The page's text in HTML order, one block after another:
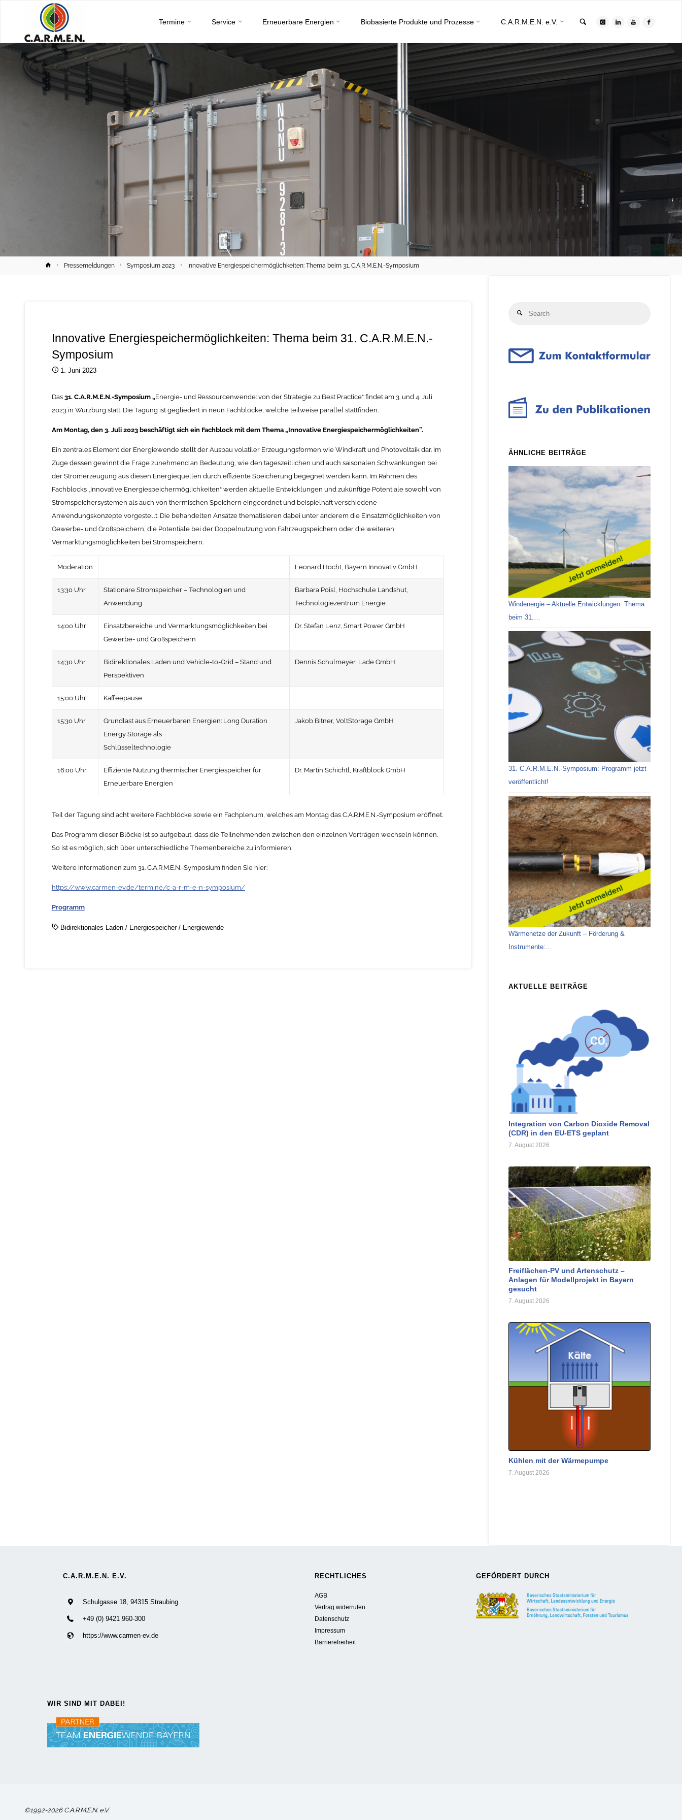
content
Termine Service Erneuerbare Energien Biobasierte Produkte und Prozesse C.A.R.M.E.N. e.V.
HomePressemeldungen Symposium 2023 Innovative Energiespeichermöglichkeiten: Thema beim 31. C.A.R.M.E.N.-Symposium
Innovative Energiespeichermöglichkeiten: Thema beim 31. C.A.R.M.E.N.-
Symposium
1. Juni 2023
Das 31. C.A.R.M.E.N.-Symposium „Energie- und Ressourcenwende: von der Strategie zu Best Practice“ findet am 3. und 4. Juli
2023 in Würzburg statt. Die Tagung ist gegliedert in neun Fachblöcke, welche teilweise parallel stattfinden.
Am Montag, den 3. Juli 2023 beschäftigt sich ein Fachblock mit dem Thema „Innovative Energiespeichermöglichkeiten”.
Ein zentrales Element der Energiewende stellt der Ausbau volatiler Erzeugungsformen wie Windkraft und Photovoltaik dar. Im
Zuge dessen gewinnt die Frage zunehmend an Bedeutung, wie den tageszeitlichen und auch saisonalen Schwankungen bei
der Stromerzeugung aus diesen Energiequellen durch effiziente Speicherung begegnet werden kann. Im Rahmen des
Fachblocks „Innovative Energiespeichermöglichkeiten“ werden aktuelle Entwicklungen und zukünftige Potentiale sowohl von
Stromspeichersystemen als auch von thermischen Speichern eingeordnet und beispielhaft verschiedene
Anwendungskonzepte vorgestellt. Die behandelten Ansätze thematisieren dabei unter anderem die Einsatzmöglichkeiten von
Gewerbe- und Großspeichern, die Potentiale bei der Doppelnutzung von Fahrzeugspeichern oder die weiteren
Vermarktungsmöglichkeiten bei Stromspeichern.
Moderation Leonard Höcht, Bayern Innovativ GmbH
13:30 Uhr
Stationäre Stromspeicher – Technologien und
Anwendung
Barbara Poisl, Hochschule Landshut,
Technologiezentrum Energie
14:00 Uhr
Einsatzbereiche und Vermarktungsmöglichkeiten bei
Gewerbe- und Großspeichern
Dr. Stefan Lenz, Smart Power GmbH
14:30 Uhr
Bidirektionales Laden und Vehicle-to-Grid – Stand und
Perspektiven
Dennis Schulmeyer, Lade GmbH
15:00 Uhr Kaffeepause
15:30 Uhr
Grundlast aus Erneuerbaren Energien: Long Duration
Energy Storage als
Schlüsseltechnologie
Jakob Bitner, VoltStorage GmbH
16:00 Uhr
Effiziente Nutzung thermischer Energiespeicher für
Erneuerbare Energien
Dr. Martin Schichtl, Kraftblock GmbH
Teil der Tagung sind acht weitere Fachblöcke sowie ein Fachplenum, welches am Montag das C.A.R.M.E.N.-Symposium eröffnet.
Das Programm dieser Blöcke ist so aufgebaut, dass die Teilnehmenden zwischen den einzelnen Vorträgen wechseln können.
So ist es möglich, sich über unterschiedliche Themenbereiche zu informieren.
Weitere Informationen zum 31. C.A.R.M.E.N.-Symposium finden Sie hier:
https://www.carmen-ev.de/termine/c-a-r-m-e-n-symposium/
Programm
Bidirektionales Laden/ Energiespeicher/ Energiewende
Search
ÄHNLICHE BEITRÄGE
Windenergie – Aktuelle Entwicklungen: Thema
beim 31.…
31. C.A.R.M.E.N.-Symposium: Programm jetzt
veröffentlicht!
Wärmenetze der Zukunft – Förderung &
Instrumente:…
AKTUELLE BEITRÄGE
Integration von Carbon Dioxide Removal
(CDR) in den EU-ETS geplant
7. August 2026
Freiflächen-PV und Artenschutz –
Anlagen für Modellprojekt in Bayern
gesucht
7. August 2026
Kühlen mit der Wärmepumpe
7. August 2026
C.A.R.M.E.N. E.V.
Schulgasse 18, 94315 Straubing
+49 (0) 9421 960-300
https://www.carmen-ev.de
RECHTLICHES
AGB
Vertrag widerrufen
Datenschutz
Impressum
Barrierefreiheit
GEFÖRDERT DURCH
WIR SIND MIT DABEI!
©1992-2026 C.A.R.M.E.N. e.V.